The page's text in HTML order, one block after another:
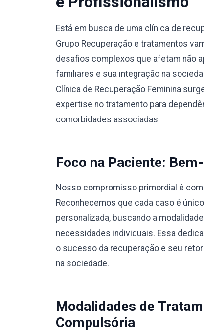
Está em busca de uma clínica de
Grupo Recuperação e tratamentos
desafios complexos que afetam não
familiares e sua integração na
Clínica de Recuperação Feminina
expertise no tratamento para
comorbidades associadas.
Foco na Paciente:
Nosso compromisso primordial é
Reconhecemos que cada caso é
personalizada, buscando a
necessidades individuais. Essa
o sucesso da recuperação e seu
na sociedade.
Modalidades de
Compulsória